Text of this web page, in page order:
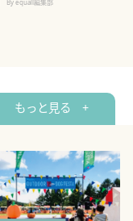
By equall編集部
もっと見る +